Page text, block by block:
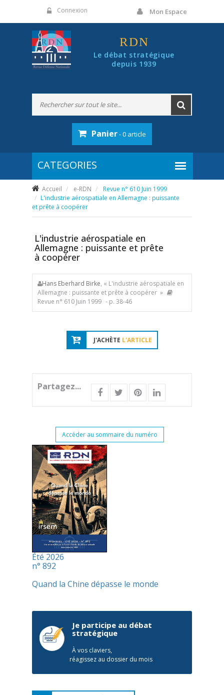
Connexion Mon Espace
RDN
Le débat stratégique
depuis 1939
Panier- 0 article
Accueil e-RDN
Revue n° 610 Juin 1999
L'industrie aérospatiale en Allemagne : puissante
et prête à coopérer
L'industrie aérospatiale en
Allemagne : puissante et prête
à coopérer
Hans Eberhard Birke, « L'industrie aérospatiale en
Allemagne : puissante et prête à coopérer »
Revue n° 610 Juin 1999 - p. 38-46
J'ACHÈTE L'ARTICLE
Partagez...
Accéder au sommaire du numéro
Été 2026
n° 892
Quand la Chine dépasse le monde
Je participe au débat
stratégique
À vos claviers,
réagissez au dossier du mois